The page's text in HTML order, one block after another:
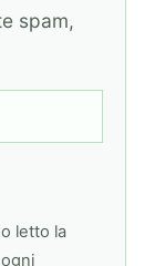
spam,
letto la